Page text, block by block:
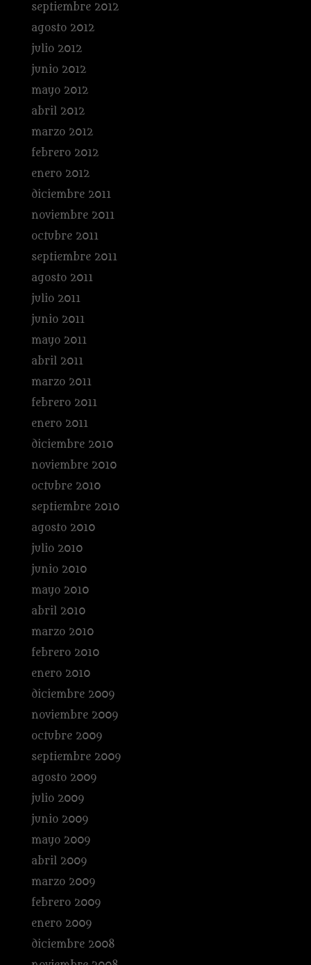
septiembre 2012
agosto 2012
julio 2012
junio 2012
mayo 2012
abril 2012
marzo 2012
febrero 2012
enero 2012
diciembre 2011
noviembre 2011
octubre 2011
septiembre 2011
agosto 2011
julio 2011
junio 2011
mayo 2011
abril 2011
marzo 2011
febrero 2011
enero 2011
diciembre 2010
noviembre 2010
octubre 2010
septiembre 2010
agosto 2010
julio 2010
junio 2010
mayo 2010
abril 2010
marzo 2010
febrero 2010
enero 2010
diciembre 2009
noviembre 2009
octubre 2009
septiembre 2009
agosto 2009
julio 2009
junio 2009
mayo 2009
abril 2009
marzo 2009
febrero 2009
enero 2009
diciembre 2008